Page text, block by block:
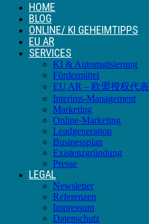
HOME
BLOG
ONLINE/ KI GEHEIMTIPPS
EU AR
SERVICES
KI & Automatisierung
Fördermittel
EU AR – 欧盟授权代表
Interims-Management
Marketing
Online-Marketing
Leadgeneration
Businessplan
Existenzgründung
Presse
LEGAL
Newsletter
Referenzen
Impressum
Datenschutz